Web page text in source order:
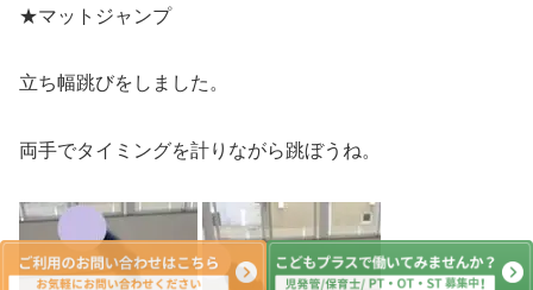
★マットジャンプ
立ち幅跳びをしました。
両手でタイミングを計りながら跳ぼうね。